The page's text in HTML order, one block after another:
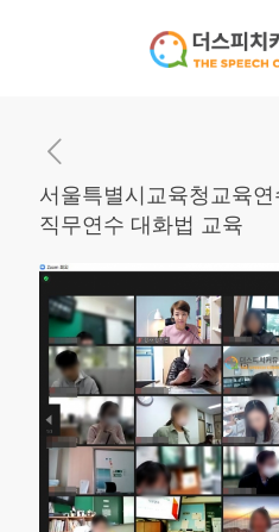
서울특별시교육청교육
직무연수 대화법 교육